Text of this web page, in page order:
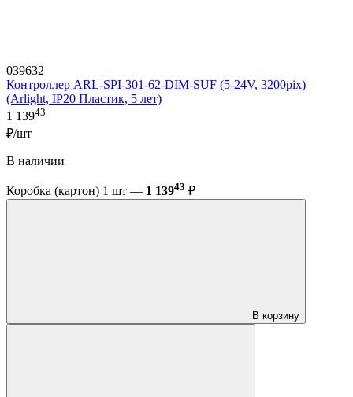
039632
Контроллер ARL-SPI-301-62-DIM-SUF (5-24V, 3200pix)
(Arlight, IP20 Пластик, 5 лет)
1 13943
₽/шт
В наличии
Коробка (картон) 1 шт — 1 13943 ₽
В корзину